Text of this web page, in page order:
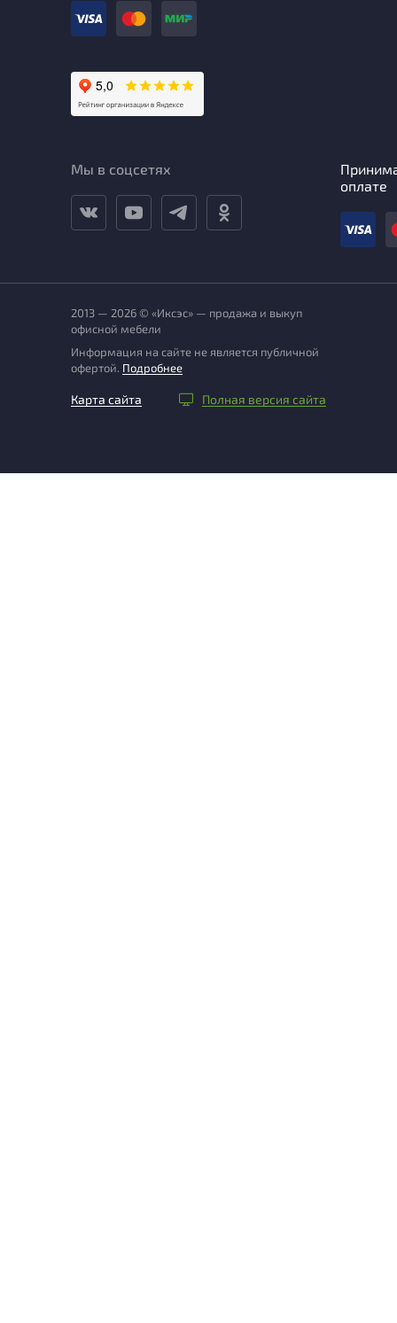
Мы в соцсетях
оплате
2013 — 2026 © «Иксэс» — продажа и выкуп
офисной мебели
Информация на сайте не является публичной
офертой. Подробнее
Карта сайта Полная версия сайта